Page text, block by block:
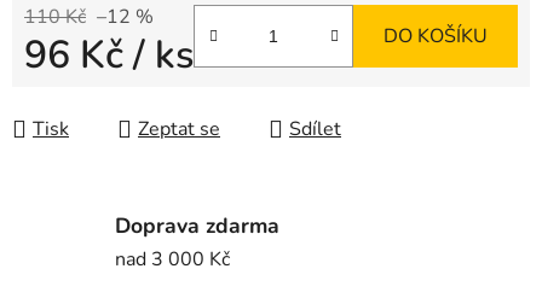
110 Kč –12 %
96 Kč/ ks DO KOŠÍKU
Tisk Zeptat se Sdílet
Doprava zdarma
nad 3 000 Kč